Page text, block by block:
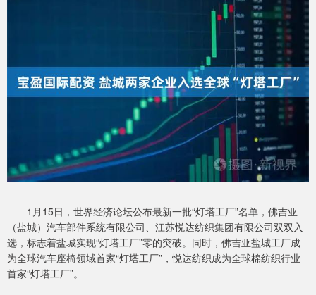
1月15日，世界经济论坛公布最新一批“灯塔工厂”名单，佛吉亚
（盐城）汽车部件系统有限公司、江苏悦达纺织集团有限公司双双入
选，标志着盐城实现“灯塔工厂”零的突破。同时，佛吉亚盐城工厂成
为全球汽车座椅领域首家“灯塔工厂”，悦达纺织成为全球棉纺织行业
首家“灯塔工厂”。